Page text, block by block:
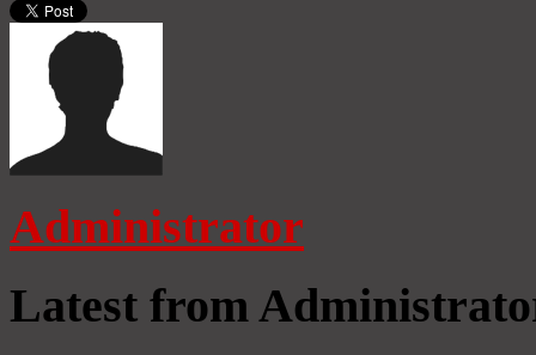
Administrator
Latest from